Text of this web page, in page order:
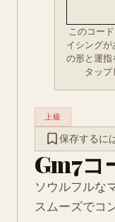
このコー
イシング
の形と運指
タップ
上級
保存するに
Gm7コ
ソウルフルな
スムーズでコ